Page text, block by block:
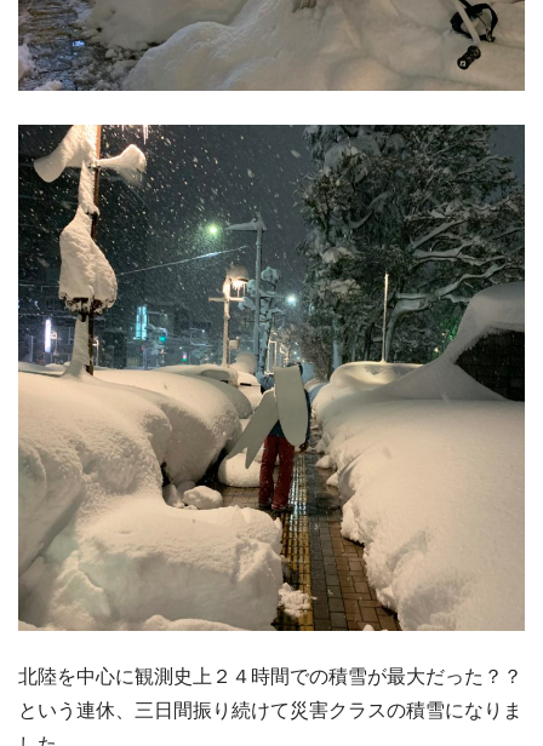
北陸を中心に観測史上２４時間での積雪が最大だった？？
という連休、三日間振り続けて災害クラスの積雪になりま